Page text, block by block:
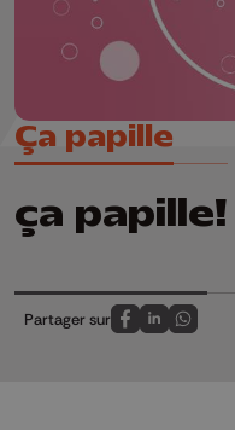
Ça papille
ça papille!
Partager sur
Partagez sur
Partagez